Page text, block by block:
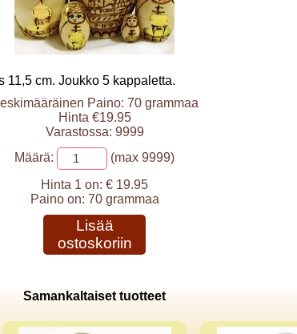
11,5 cm. Joukko 5 kappaletta.
Paino: 70 grammaa
Hinta €19.95
Varastossa: 9999
Määrä:
(max 9999)
Hinta 1 on: € 19.95
Paino on: 70 grammaa
Lisää
ostoskoriin
Samankaltaiset tuotteet